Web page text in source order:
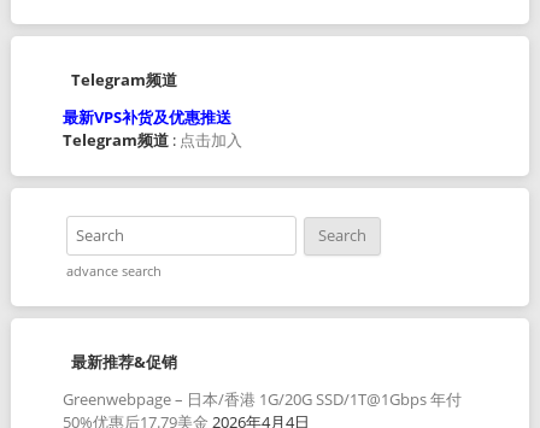
Telegram频道
最新VPS补货及优惠推送
Telegram频道: 点击加入
advance search
最新推荐&促销
Greenwebpage – 日本/香港 1G/20G SSD/1T@1Gbps 年付
50%优惠后17.79美金 2026年4月4日